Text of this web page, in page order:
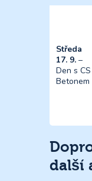
Středa
17. 9. –
Den s CS
Betonem
další